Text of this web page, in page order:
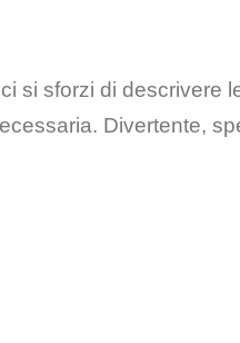
si sforzi di descrivere
Divertente,